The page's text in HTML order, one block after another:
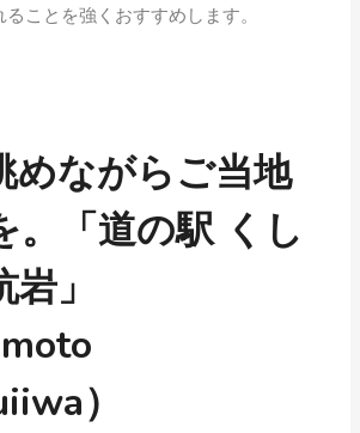
ことを強くおすすめします。
めながらご当地
。「道の駅 くし
」
）